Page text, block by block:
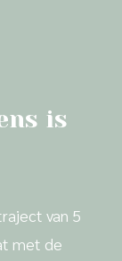
is
van 5
met de